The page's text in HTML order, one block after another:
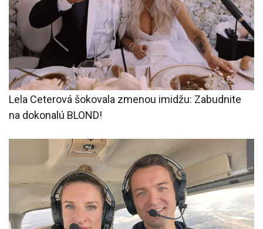
Lela Ceterová šokovala zmenou imidžu: Zabudnite
na dokonalú BLOND!